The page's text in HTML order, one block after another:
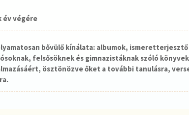
év végére
bővülő kínálata: albumok,
felsősöknek és gimnazistáknak szóló
ösztönözve őket a további tanulásra,